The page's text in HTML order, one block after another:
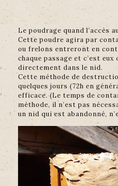
Le poudrage quand l’accès
Cette poudre agira par
ou frelons entreront en
chaque passage et c’est
directement dans le nid.
Cette méthode de
quelques jours (72h en
efficace. (Le temps de
méthode, il n’est pas
un nid qui est abandonné,